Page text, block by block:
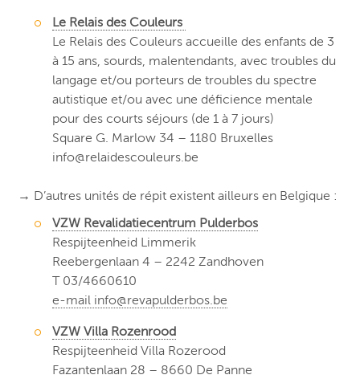
Le Relais des Couleurs
Le Relais des Couleurs accueille des enfants de 3
à 15 ans, sourds, malentendants, avec troubles du
langage et/ou porteurs de troubles du spectre
autistique et/ou avec une déficience mentale
pour des courts séjours (de 1 à 7 jours)
Square G. Marlow 34 – 1180 Bruxelles
info@relaidescouleurs.be
→ D’autres unités de répit existent ailleurs en Belgique :
VZW Revalidatiecentrum Pulderbos
Respijteenheid Limmerik
Reebergenlaan 4 – 2242 Zandhoven
T 03/4660610
e-mail info@revapulderbos.be
VZW Villa Rozenrood
Respijteenheid Villa Rozerood
Fazantenlaan 28 – 8660 De Panne